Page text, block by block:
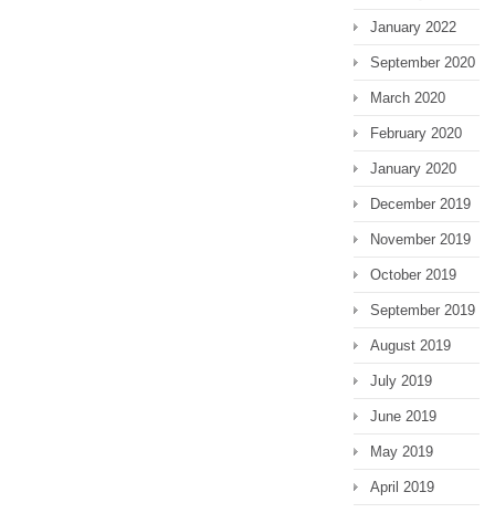
January 2022
September 2020
March 2020
February 2020
January 2020
December 2019
November 2019
October 2019
September 2019
August 2019
July 2019
June 2019
May 2019
April 2019